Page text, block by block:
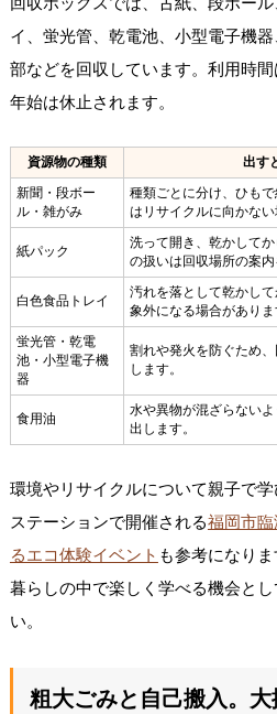
イ、蛍光管、乾電池、小型電子機
部などを回収しています。利用時
年始は休止されます。
資源物の種類
出す
新聞・段ボー
ル・雑がみ
種類ごとに分け、ひも
はリサイクルに向かない
紙パック
洗って開き、乾かして
の扱いは回収場所の案内
白色食品トレイ
汚れを落として乾かし
象外になる場合がありま
蛍光管・乾電
池・小型電子機
器
割れや発火を防ぐため
します。
食用油
水や異物が混ざらない
出します。
環境やリサイクルについて親子で
ステーションで開催される福岡市
るエコ体験イベント も参考になり
暮らしの中で楽しく学べる機会と
い。
粗大ごみと自己搬入。